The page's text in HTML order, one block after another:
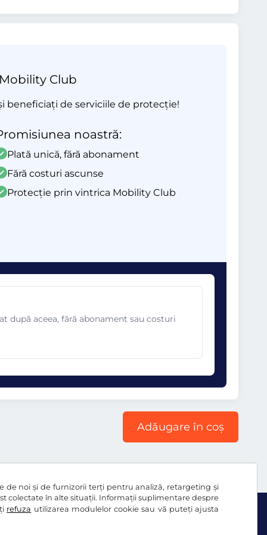
de noi și de furnizorii terți pentru analiză, retargeting și
colectate în alte situații. Informații suplimentare despre
refuza utilizarea modulelor cookie sau vă puteți ajusta
Club
beneficiați de serviciile de protecție!
noastră:
Plată unică, fără abonament
Fără costuri ascunse
Protecție prin vintrica Mobility Club
după aceea, fără abonament sau costuri
Adăugare în coș